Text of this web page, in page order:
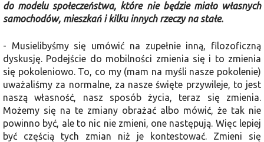
do modelu społeczeństwa, które nie będzie miało własnych
samochodów, mieszkań i kilku innych rzeczy na stałe.
- Musielibyśmy się umówić na zupełnie inną, filozoficzną
dyskusję. Podejście do mobilności zmienia się i to zmienia
się pokoleniowo. To, co my (mam na myśli nasze pokolenie)
uważaliśmy za normalne, za nasze święte przywileje, to jest
naszą własność, nasz sposób życia, teraz się zmienia.
Możemy się na te zmiany obrażać albo mówić, że tak nie
powinno być, ale to nic nie zmieni, one następują. Więc lepiej
być częścią tych zmian niż je kontestować. Zmieni się